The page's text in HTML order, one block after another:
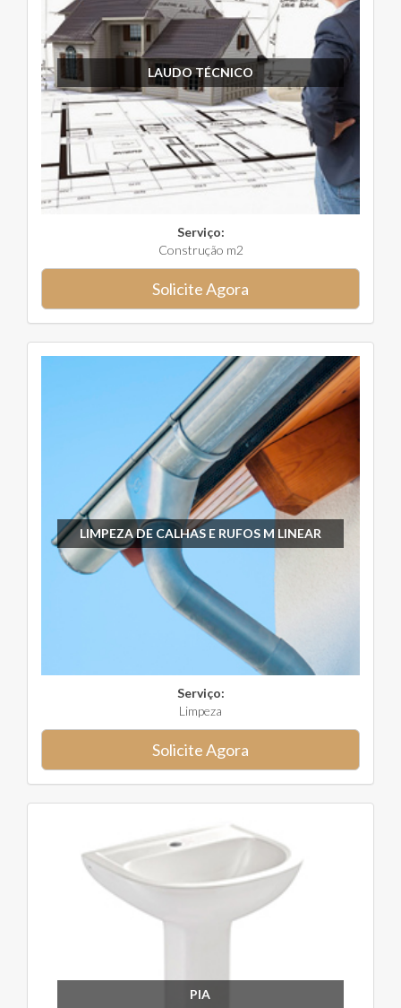
LAUDO TÉCNICO
Serviço:
Construção m2
Solicite Agora
LIMPEZA DE CALHAS E RUFOS M LINEAR
Serviço:
Limpeza
Solicite Agora
PIA